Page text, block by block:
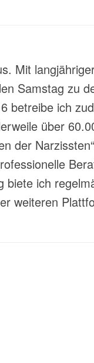
Mit
Samstag zu
betreibe ich
über
der
biete ich
weiteren